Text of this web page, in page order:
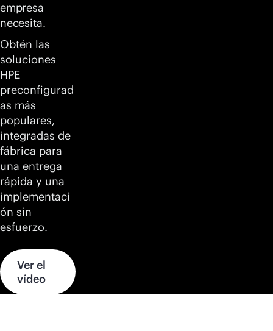
empresa
necesita.
Obtén las
soluciones
HPE
preconfigurad
as más
populares,
integradas de
fábrica para
una entrega
rápida y una
implementaci
ón sin
esfuerzo.
Ver el
vídeo